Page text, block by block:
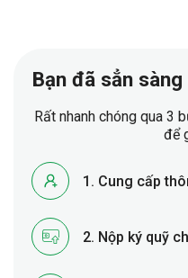
Bạn đã sẳn
Rất nhanh chóng qua 3
để
1. Cung cấp
2. Nộp ký quỹ